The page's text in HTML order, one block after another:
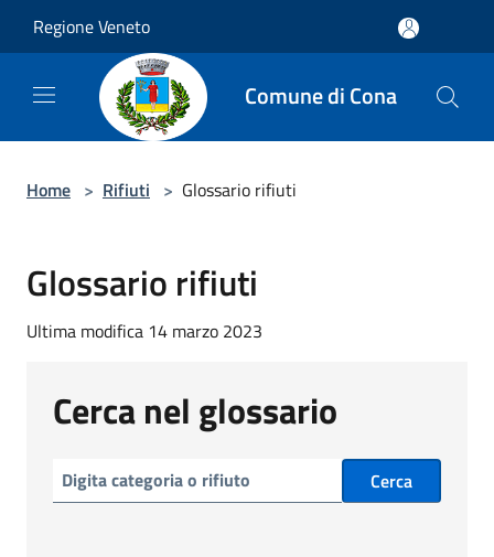
Regione Veneto
Comune di Cona
Home > Rifiuti > Glossario rifiuti
Glossario rifiuti
Ultima modifica 14 marzo 2023
Cerca nel glossario
Cerca